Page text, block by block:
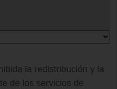
la redistribución y la
de los servicios de